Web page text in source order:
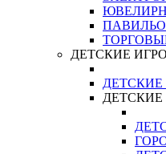
ДЕТСКИЕ
ДЕТСКИЕ